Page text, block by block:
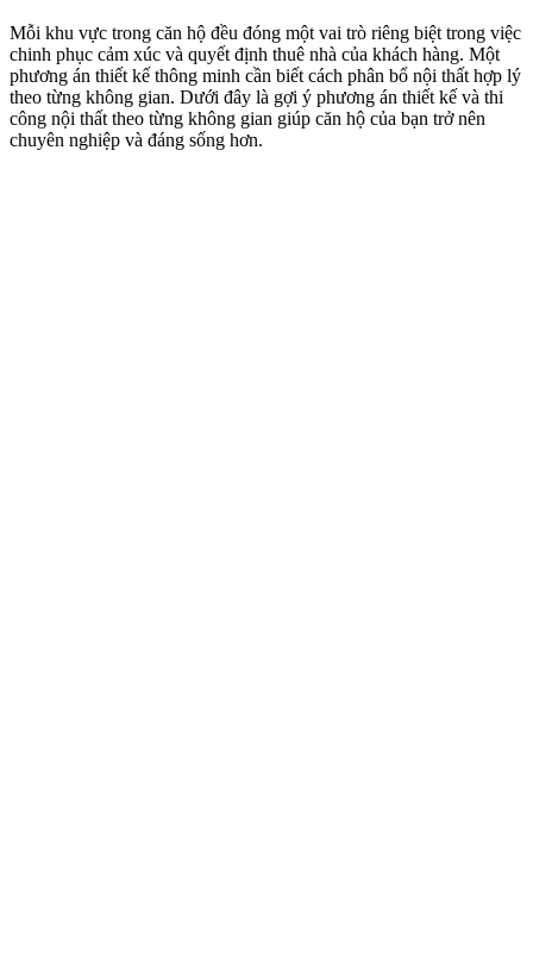
Mỗi khu vực trong căn hộ đều đóng một vai trò riêng biệt trong việc
chinh phục cảm xúc và quyết định thuê nhà của khách hàng. Một
phương án thiết kế thông minh cần biết cách phân bổ nội thất hợp lý
theo từng không gian. Dưới đây là gợi ý phương án thiết kế và thi
công nội thất theo từng không gian giúp căn hộ của bạn trở nên
chuyên nghiệp và đáng sống hơn.